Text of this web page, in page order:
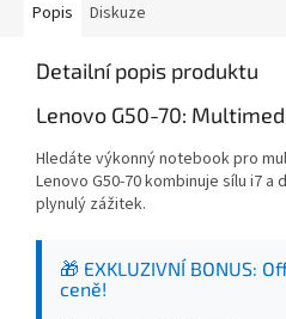
Popis Diskuze
Detailní popis produktu
Lenovo G50-70:
Hledáte výkonný notebook pro
Lenovo G50-70 kombinuje sílu i7
plynulý zážitek.
🎁 EXKLUZIVNÍ BONUS:
ceně!